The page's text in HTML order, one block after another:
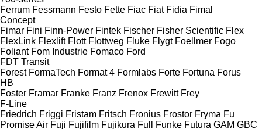
Ferrum Fessmann Festo Fette Fiac Fiat Fidia Fimal
Concept
Fimar Fini Finn-Power Fintek Fischer Fisher Scientific Flex
FlexLink Flexlift Flott Flottweg Fluke Flygt Foellmer Fogo
Foliant Fom Industrie Fomaco Ford
FDT Transit
Forest FormaTech Format 4 Formlabs Forte Fortuna Forus
HB
Foster Framar Franke Franz Frenox Frewitt Frey
F-Line
Friedrich Friggi Fristam Fritsch Fronius Frostor Fryma Fu
Promise Air Fuji Fujifilm Fujikura Full Funke Futura GAM GBC